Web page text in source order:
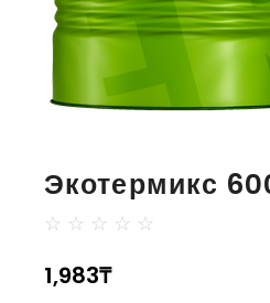
Экотермикс
☆ ☆ ☆ ☆ ☆
1,983₸